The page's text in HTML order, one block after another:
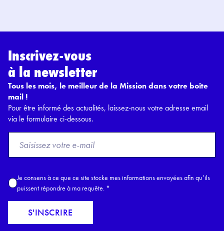
Inscrivez-vous
à la newsletter
Tous les mois, le meilleur de la Mission dans votre boîte
mail !
Pour être informé des actualités, laissez-nous votre adresse email
via le formulaire ci-dessous.
o
E
a
l
A
c
c
r
Je consens à ce que ce site stocke mes informations envoyées afin qu’ils
puissent répondre à ma requête. *
S'INSCRIRE